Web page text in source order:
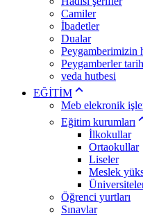
Camiler
İbadetler
Dualar
Peygamberimizin
Peygamberler
veda hutbesi
EĞİTİM
Meb elekronik
Eğitim kurumları
İlkokullar
Ortaokullar
Liseler
Meslek
Öğrenci yurtları
Sınavlar